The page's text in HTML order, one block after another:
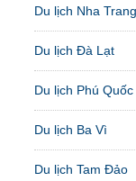
Du lịch Nha Trang
Du lịch Đà Lạt
Du lịch Phú Quốc
Du lịch Ba Vì
Du lịch Tam Đảo